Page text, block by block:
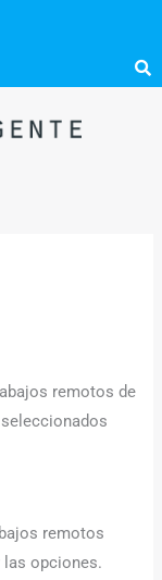
remotos de
remotos
opciones.